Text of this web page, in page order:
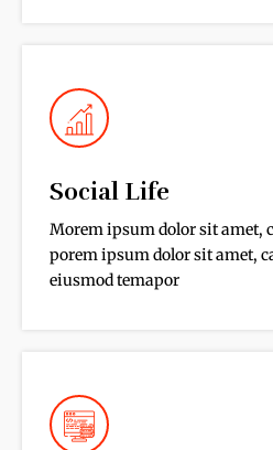
Social Life
Morem ipsum dolor sit amet,
porem ipsum dolor sit amet,
eiusmod temapor